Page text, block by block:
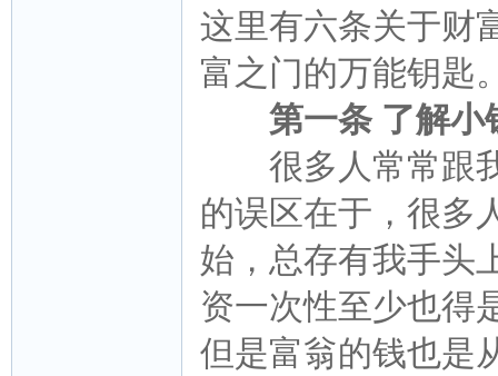
这里有六条关于财
富之门的万能钥匙
第一条 了解小
很多人常常跟我
的误区在于，很多
始，总存有我手头
资一次性至少也得
但是富翁的钱也是